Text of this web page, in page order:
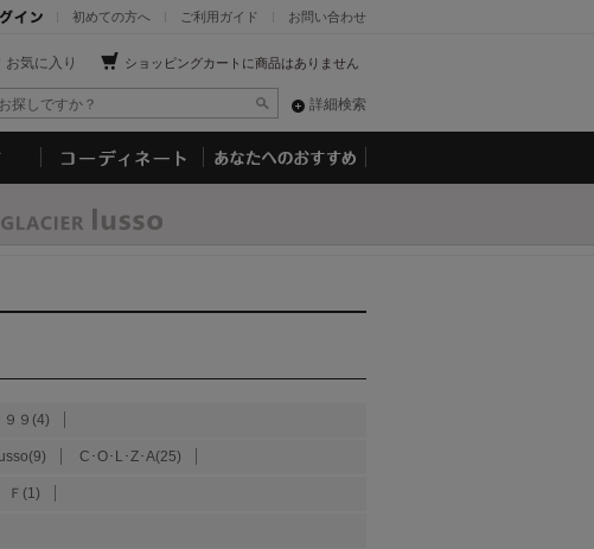
お問い合わせ
ご利用ガイド
初めての方へ
ショッピングカートに商品はありません
お気に入り
詳細検索
９９(4)
C･O･L･Z･A(25)
Ｆ(1)